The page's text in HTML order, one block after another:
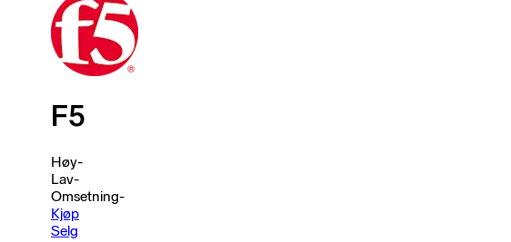
F5
Høy-
Lav-
Omsetning-
Kjøp
Selg